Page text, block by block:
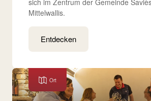
sich im Zentrum der Gemeinde
Mittelwallis.
Entdecken
Ort